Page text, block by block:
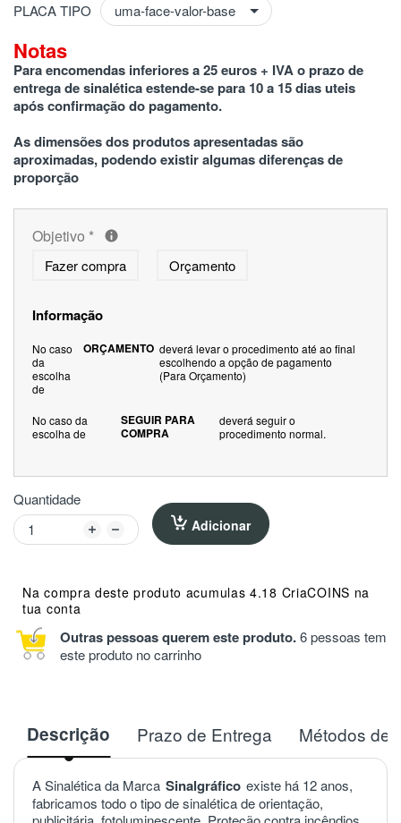
PLACA TIPO
Notas
Para encomendas inferiores a 25 euros + IVA o prazo de
entrega de sinalética estende-se para 10 a 15 dias uteis
após confirmação do pagamento.
As dimensões dos produtos apresentadas são
aproximadas, podendo existir algumas diferenças de
proporção
Objetivo *
Fazer compra Orçamento
Informação
No caso
da
escolha
de
ORÇAMENTO deverá levar o procedimento até ao final
escolhendo a opção de pagamento
(Para Orçamento)
No caso da
escolha de
SEGUIR PARA
COMPRA
deverá seguir o
procedimento normal.
Quantidade
Adicionar
Na compra deste produto acumulas 4.18 CriaCOINS na
tua conta
Outras pessoas querem este produto.6 pessoas tem
este produto no carrinho
Descrição Prazo de Entrega Métodos de
A Sinalética da Marca Sinalgráfico existe há 12 anos,
fabricamos todo o tipo de sinalética de orientação,